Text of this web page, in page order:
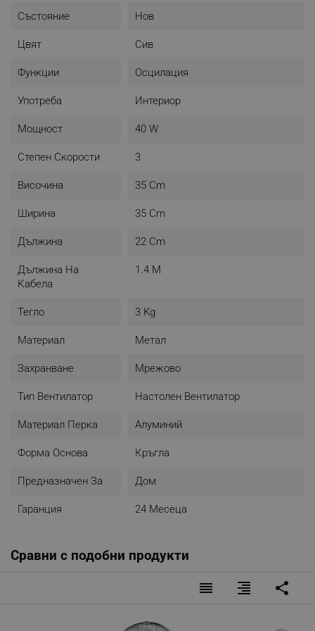
Състояние Нов
Цвят Сив
Функции Осцилация
Употреба Интериор
Мощност 40 W
Степен Скорости 3
Височина 35 Cm
Ширина 35 Cm
Дължина 22 Cm
Дължина На
Кабела
1.4 M
Тегло 3 Kg
Материал Метал
Захранване Мрежово
Тип Вентилатор Настолен Вентилатор
Материал Перка Алуминий
Форма Основа Кръгла
Предназначен За Дом
Гаранция 24 Месеца
Сравни с подобни продукти
reorder format_align_right share